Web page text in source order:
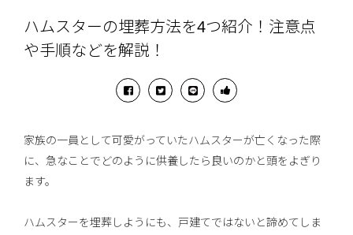
ハムスターの埋葬方法を4つ紹介！注意点
や手順などを解説！
家族の一員として可愛がっていたハムスターが亡くなった際
に、急なことでどのように供養したら良いのかと頭をよぎり
ます。
ハムスターを埋葬しようにも、戸建てではないと諦めてしま